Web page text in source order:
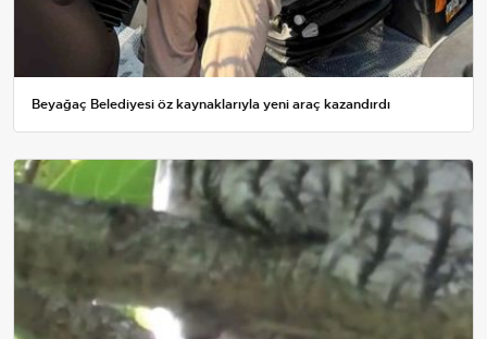
Beyağaç Belediyesi öz kaynaklarıyla yeni araç kazandırdı